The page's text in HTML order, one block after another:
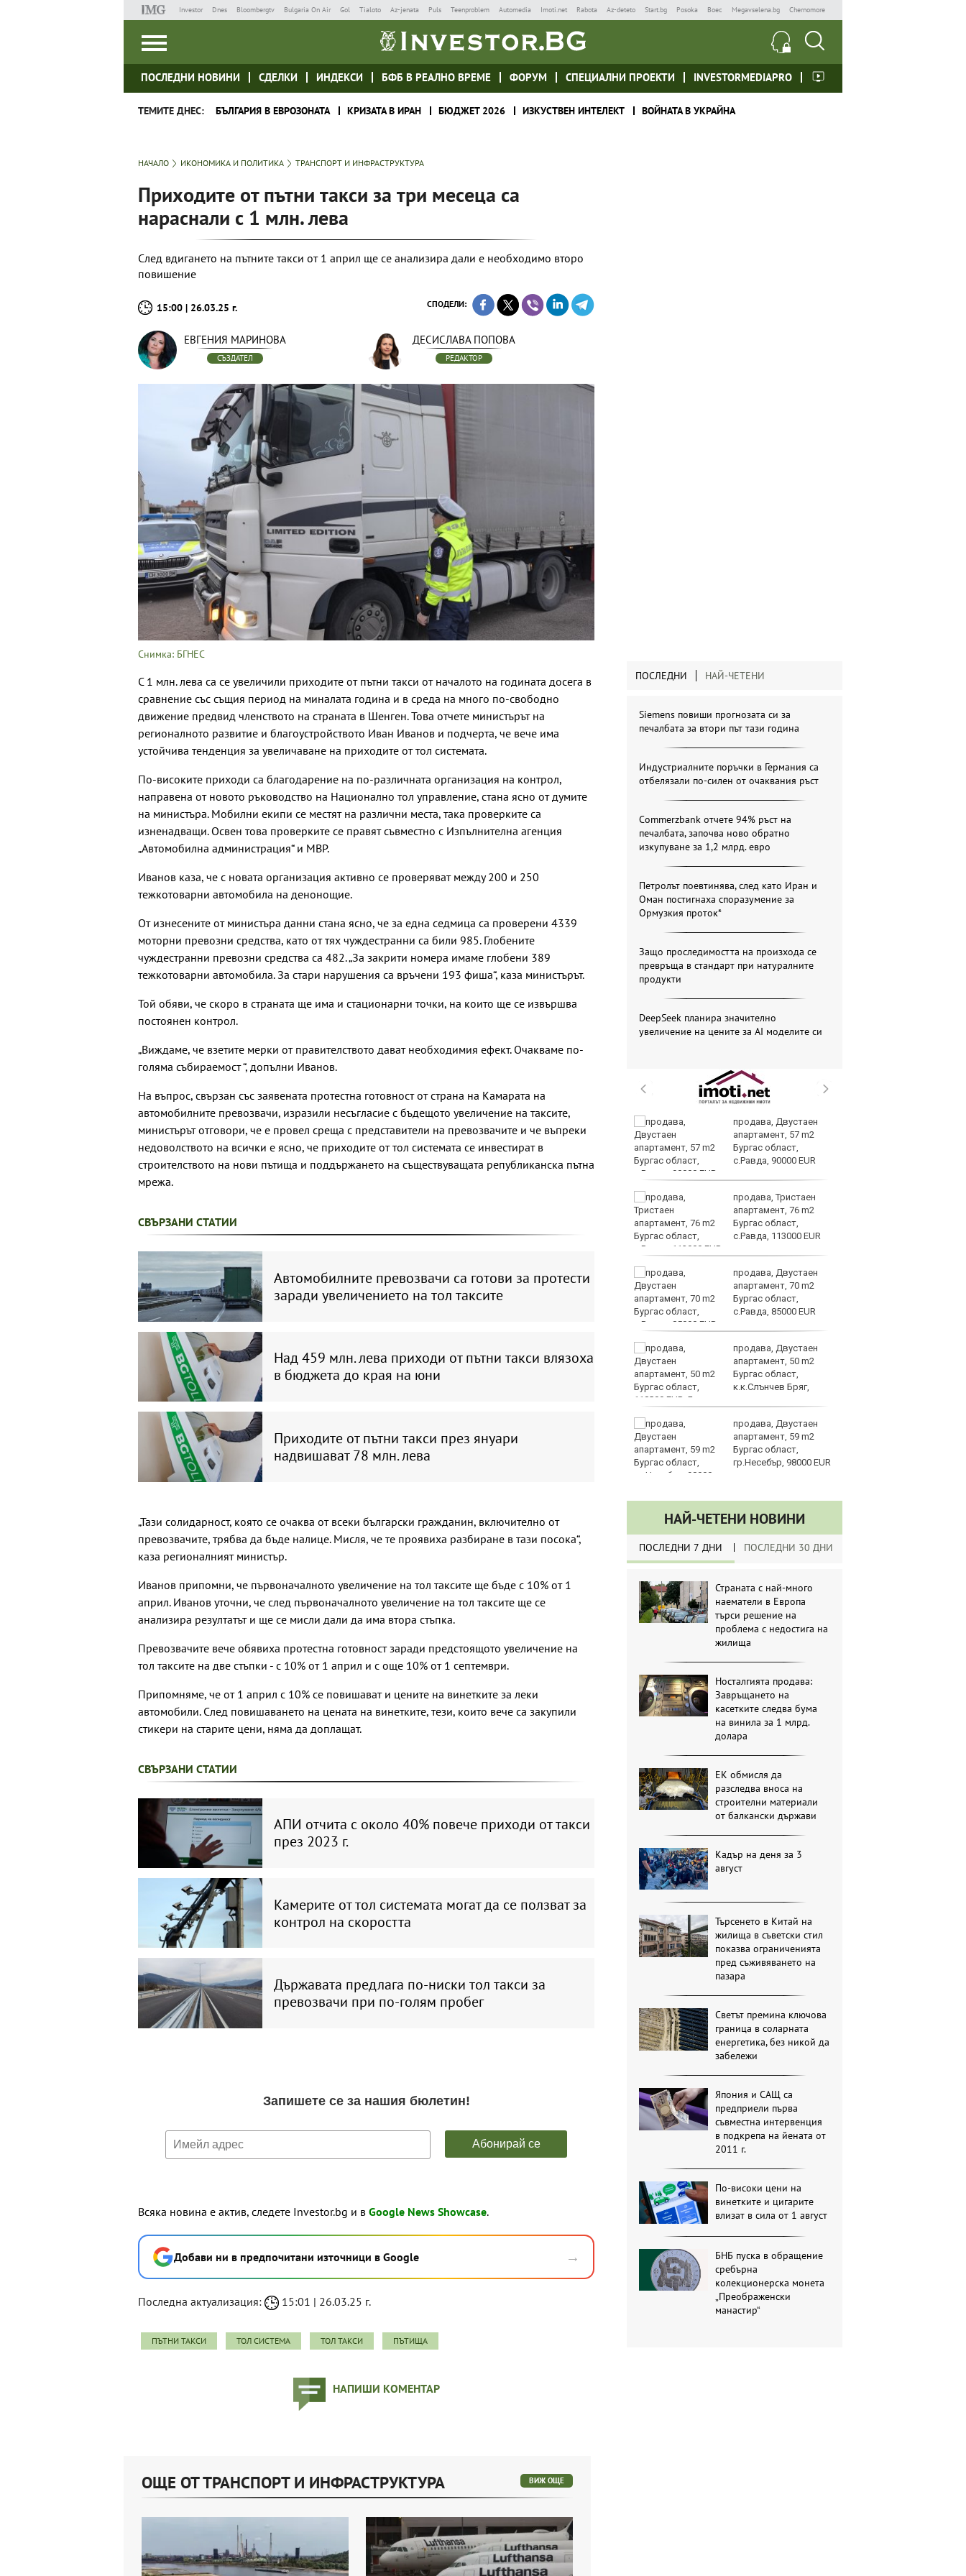
Investor Dnes Bloombergtv Bulgaria On Air Gol Tialoto Az-jenata Puls Teenproblem Automedia Imoti.net Rabota Az-deteto Start.bg Posoka Boec Megavselena.bg Chernomore
ПОСЛЕДНИ НОВИНИ СДЕЛКИ ИНДЕКСИ БФБ В РЕАЛНО ВРЕМЕ ФОРУМ СПЕЦИАЛНИ ПРОЕКТИ INVESTORMEDIAPRO
ТЕМИТЕ ДНЕС: БЪЛГАРИЯ В ЕВРОЗОНАТА КРИЗАТА В ИРАН БЮДЖЕТ 2026 ИЗКУСТВЕН ИНТЕЛЕКТ ВОЙНАТА В УКРАЙНА
НАЧАЛО ИКОНОМИКА И ПОЛИТИКА ТРАНСПОРТ И ИНФРАСТРУКТУРА
Приходите от пътни такси за три месеца са
нараснали с 1 млн. лева
След вдигането на пътните такси от 1 април ще се анализира дали е необходимо второ
повишение
15:00 | 26.03.25 г. СПОДЕЛИ:
ЕВГЕНИЯ МАРИНОВА
СЪЗДАТЕЛ
ДЕСИСЛАВА ПОПОВА
РЕДАКТОР
Снимка: БГНЕС
С 1 млн. лева са се увеличили приходите от пътни такси от началото на годината досега в
сравнение със същия период на миналата година и в среда на много по-свободно
движение предвид членството на страната в Шенген. Това отчете министърът на
регионалното развитие и благоустройството Иван Иванов и подчерта, че вече има
устойчива тенденция за увеличаване на приходите от тол системата.
По-високите приходи са благодарение на по-различната организация на контрол,
направена от новото ръководство на Национално тол управление, стана ясно от думите
на министъра. Мобилни екипи се местят на различни места, така проверките са
изненадващи. Освен това проверките се правят съвместно с Изпълнителна агенция
„Автомобилна администрация“ и МВР.
Иванов каза, че с новата организация активно се проверяват между 200 и 250
тежкотоварни автомобила на денонощие.
От изнесените от министъра данни стана ясно, че за една седмица са проверени 4339
моторни превозни средства, като от тях чуждестранни са били 985. Глобените
чуждестранни превозни средства са 482. „За закрити номера имаме глобени 389
тежкотоварни автомобила. За стари нарушения са връчени 193 фиша“, каза министърът.
Той обяви, че скоро в страната ще има и стационарни точки, на които ще се извършва
постоянен контрол.
„Виждаме, че взетите мерки от правителството дават необходимия ефект. Очакваме по-
голяма събираемост “, допълни Иванов.
На въпрос, свързан със заявената протестна готовност от страна на Камарата на
автомобилните превозвачи, изразили несъгласие с бъдещото увеличение на таксите,
министърът отговори, че е провел среща с представители на превозвачите и че въпреки
недоволството на всички е ясно, че приходите от тол системата се инвестират в
строителството на нови пътища и поддържането на съществуващата републиканска пътна
мрежа.
СВЪРЗАНИ СТАТИИ
Автомобилните превозвачи са готови за протести
заради увеличението на тол таксите
Над 459 млн. лева приходи от пътни такси влязоха
в бюджета до края на юни
Приходите от пътни такси през януари
надвишават 78 млн. лева
„Тази солидарност, която се очаква от всеки български гражданин, включително от
превозвачите, трябва да бъде налице. Мисля, че те проявиха разбиране в тази посока“,
каза регионалният министър.
Иванов припомни, че първоначалното увеличение на тол таксите ще бъде с 10% от 1
април. Иванов уточни, че след първоначалното увеличение на тол таксите ще се
анализира резултатът и ще се мисли дали да има втора стъпка.
Превозвачите вече обявиха протестна готовност заради предстоящото увеличение на
тол таксите на две стъпки - с 10% от 1 април и с още 10% от 1 септември.
Припомняме, че от 1 април с 10% се повишават и цените на винетките за леки
автомобили. След повишаването на цената на винетките, тези, които вече са закупили
стикери на старите цени, няма да доплащат.
СВЪРЗАНИ СТАТИИ
АПИ отчита с около 40% повече приходи от такси
през 2023 г.
Камерите от тол системата могат да се ползват за
контрол на скоростта
Държавата предлага по-ниски тол такси за
превозвачи при по-голям пробег
Всяка новина е актив, следете Investor.bg и в Google News Showcase.
Добави ни в предпочитани източници в Google →
Последна актуализация: 15:01 | 26.03.25 г.
ПЪТНИ ТАКСИ ТОЛ СИСТЕМА ТОЛ ТАКСИ ПЪТИЩА
НАПИШИ КОМЕНТАР
ПОСЛЕДНИ НАЙ-ЧЕТЕНИ
Siemens повиши прогнозата си за
печалбата за втори път тази година
Индустриалните поръчки в Германия са
отбелязали по-силен от очаквания ръст
Commerzbank отчете 94% ръст на
печалбата, започва ново обратно
изкупуване за 1,2 млрд. евро
Петролът поевтинява, след като Иран и
Оман постигнаха споразумение за
Ормузкия проток*
Защо проследимостта на произхода се
превръща в стандарт при натуралните
продукти
DeepSeek планира значително
увеличение на цените за AI моделите си
министерство: Няма
да закриваме РЗИ-та
повредил климатик на
раздаване на
горещо време в
продава, Двустаен
апартамент, 57 m2
Бургас област,
с.Равда, 90000 EUR
продава, Тристаен
апартамент, 76 m2
Бургас област,
с.Равда, 113000 EUR
продава, Двустаен
апартамент, 70 m2
Бургас област,
с.Равда, 85000 EUR
продава, Двустаен
апартамент, 50 m2
Бургас област,
к.к.Слънчев Бряг,
118000 EUR
продава, Двустаен
апартамент, 59 m2
Бургас област,
гр.Несебър, 98000 EUR
НАЙ-ЧЕТЕНИ НОВИНИ
ПОСЛЕДНИ 7 ДНИ ПОСЛЕДНИ 30 ДНИ
Страната с най-много
наематели в Европа
търси решение на
проблема с недостига на
жилища
Носталгията продава:
Завръщането на
касетките следва бума
на винила за 1 млрд.
долара
ЕК обмисля да
разследва вноса на
строителни материали
от балкански държави
Кадър на деня за 3
август
Търсенето в Китай на
жилища в съветски стил
показва ограниченията
пред съживяването на
пазара
Светът премина ключова
граница в соларната
енергетика, без никой да
забележи
Япония и САЩ са
предприели първа
съвместна интервенция
в подкрепа на йената от
2011 г.
По-високи цени на
винетките и цигарите
влизат в сила от 1 август
БНБ пуска в обращение
сребърна
колекционерска монета
„Преображенски
манастир“
ОЩЕ ОТ ТРАНСПОРТ И ИНФРАСТРУКТУРА ВИЖ ОЩЕ